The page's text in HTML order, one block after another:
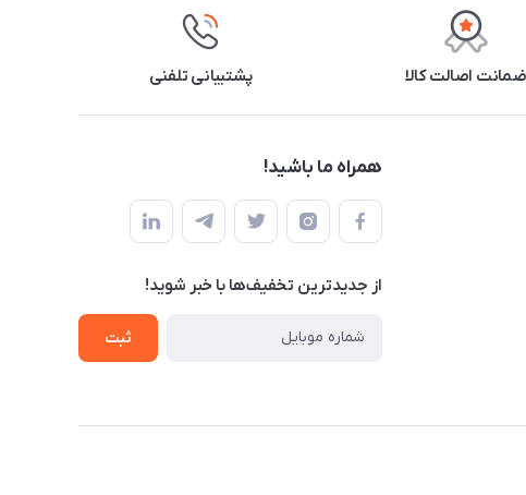
ضمانت اصالت کالا پشتیبانی تلفنی
همراه ما باشید!
از جدید‌ترین تخفیف‌ها با‌ خبر شوید!
ثبت